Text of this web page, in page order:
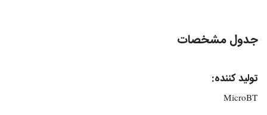
جدول مشخصات
تولید کننده:
MicroBT